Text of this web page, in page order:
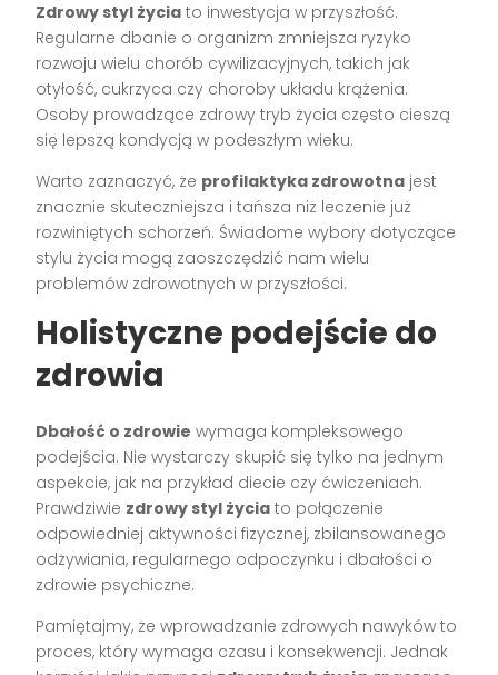
Zdrowy styl życia to inwestycja w przyszłość.
Regularne dbanie o organizm zmniejsza ryzyko
rozwoju wielu chorób cywilizacyjnych, takich jak
otyłość, cukrzyca czy choroby układu krążenia.
Osoby prowadzące zdrowy tryb życia często cieszą
się lepszą kondycją w podeszłym wieku.
Warto zaznaczyć, że profilaktyka zdrowotna jest
znacznie skuteczniejsza i tańsza niż leczenie już
rozwiniętych schorzeń. Świadome wybory dotyczące
stylu życia mogą zaoszczędzić nam wielu
problemów zdrowotnych w przyszłości.
Holistyczne podejście do
zdrowia
Dbałość o zdrowie wymaga kompleksowego
podejścia. Nie wystarczy skupić się tylko na jednym
aspekcie, jak na przykład diecie czy ćwiczeniach.
Prawdziwie zdrowy styl życia to połączenie
odpowiedniej aktywności fizycznej, zbilansowanego
odżywiania, regularnego odpoczynku i dbałości o
zdrowie psychiczne.
Pamiętajmy, że wprowadzanie zdrowych nawyków to
proces, który wymaga czasu i konsekwencji. Jednak